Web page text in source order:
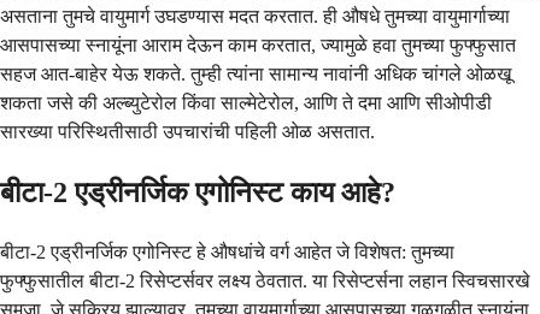
असताना तुमचे वायुमार्ग उघडण्यास मदत करतात. ही औषधे तुमच्या वायुमार्गाच्या
आसपासच्या स्नायूंना आराम देऊन काम करतात, ज्यामुळे हवा तुमच्या फुफ्फुसात
सहज आत-बाहेर येऊ शकते. तुम्ही त्यांना सामान्य नावांनी अधिक चांगले ओळखू
शकता जसे की अल्ब्युटेरोल किंवा साल्मेटेरोल, आणि ते दमा आणि सीओपीडी
सारख्या परिस्थितीसाठी उपचारांची पहिली ओळ असतात.
बीटा-2 एड्रीनर्जिक एगोनिस्ट काय आहे?
बीटा-2 एड्रीनर्जिक एगोनिस्ट हे औषधांचे वर्ग आहेत जे विशेषत: तुमच्या
फुफ्फुसातील बीटा-2 रिसेप्टर्सवर लक्ष्य ठेवतात. या रिसेप्टर्सना लहान स्विचसारखे
समजा, जे सक्रिय झाल्यावर, तुमच्या वायुमार्गाच्या आसपासच्या गुळगुळीत स्नायूंना